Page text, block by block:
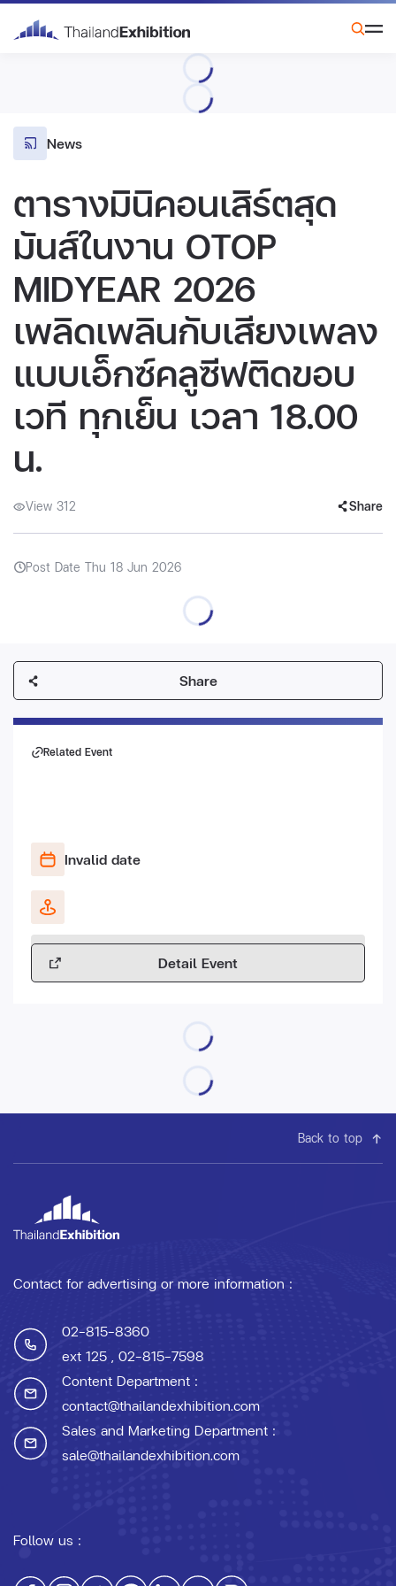
News
ตารางมินิคอนเสิร์ตสุด
มันส์ในงาน OTOP
MIDYEAR 2026
เพลิดเพลินกับเสียงเพลง
แบบเอ็กซ์คลูซีฟติดขอบ
เวที ทุกเย็น เวลา 18.00
น.
View 312 Share
Post Date Thu 18 Jun 2026
Share
Related Event
Invalid date
Detail Event
Back to top
Contact for advertising or more information :
02-815-8360
ext 125 , 02-815-7598
Content Department :
contact@thailandexhibition.com
Sales and Marketing Department :
sale@thailandexhibition.com
Follow us :